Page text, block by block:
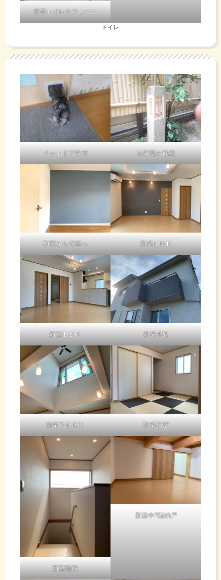
賃貸トイレリフォーム
トイレ
ペットドア取付 石灯篭の修繕
和室から洋室へ 新築ＬＤＫ
新築ＬＤＫ 新築外観
新築吹き抜け 新築和室
新築階段
新築中2階納戸